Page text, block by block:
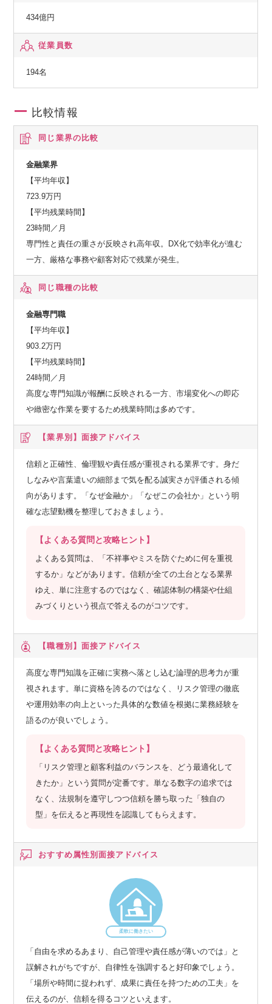
434億円
従業員数
194名
比較情報
同じ業界の比較
金融業界
【平均年収】
723.9万円
【平均残業時間】
23時間／月
専門性と責任の重さが反映され高年収。DX化で効率化が進む
一方、厳格な事務や顧客対応で残業が発生。
同じ職種の比較
金融専門職
【平均年収】
903.2万円
【平均残業時間】
24時間／月
高度な専門知識が報酬に反映される一方、市場変化への即応
や緻密な作業を要するため残業時間は多めです。
【業界別】 面接アドバイス
信頼と正確性、倫理観や責任感が重視される業界です。身だ
しなみや言葉遣いの細部まで気を配る誠実さが評価される傾
向があります。「なぜ金融か」「なぜこの会社か」という明
確な志望動機を整理しておきましょう。
【よくある質問と攻略ヒント】
よくある質問は、「不祥事やミスを防ぐために何を重視
するか」などがあります。信頼が全ての土台となる業界
ゆえ、単に注意するのではなく、確認体制の構築や仕組
みづくりという視点で答えるのがコツです。
【職種別】 面接アドバイス
高度な専門知識を正確に実務へ落とし込む論理的思考力が重
視されます。単に資格を誇るのではなく、リスク管理の徹底
や運用効率の向上といった具体的な数値を根拠に業務経験を
語るのが良いでしょう。
【よくある質問と攻略ヒント】
「リスク管理と顧客利益のバランスを、どう最適化して
きたか」という質問が定番です。単なる数字の追求では
なく、法規制を遵守しつつ信頼を勝ち取った「独自の
型」を伝えると再現性を認識してもらえます。
おすすめ属性別面接アドバイス
柔軟に働きたい
「自由を求めるあまり、自己管理や責任感が薄いのでは」と
誤解されがちですが、自律性を強調すると好印象でしょう。
「場所や時間に捉われず、成果に責任を持つための工夫」を
伝えるのが、信頼を得るコツといえます。